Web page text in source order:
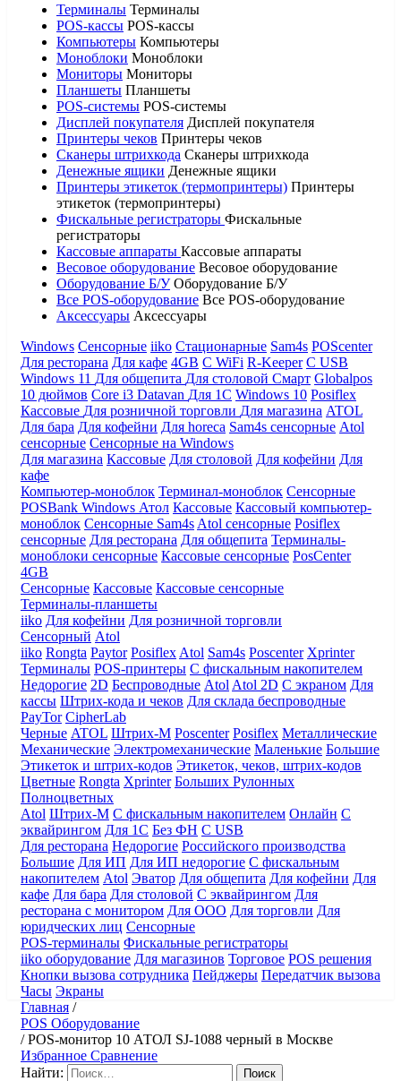
Терминалы Терминалы
POS-кассы POS-кассы
Компьютеры Компьютеры
Моноблоки Моноблоки
Мониторы Мониторы
Планшеты Планшеты
POS-системы POS-системы
Дисплей покупателя Дисплей покупателя
Принтеры чеков Принтеры чеков
Сканеры штрихкода Сканеры штрихкода
Денежные ящики Денежные ящики
Принтеры этикеток (термопринтеры) Принтеры
этикеток (термопринтеры)
Фискальные регистраторы Фискальные
регистраторы
Кассовые аппараты Кассовые аппараты
Весовое оборудование Весовое оборудование
Оборудование Б/У Оборудование Б/У
Все POS-оборудование Все POS-оборудование
Аксессуары Аксессуары
Windows Сенсорные iiko Стационарные Sam4s POScenter
Для ресторана Для кафе 4GB С WiFi R-Keeper С USB
Windows 11 Для общепита Для столовой Смарт Globalpos
10 дюймов Core i3 Datavan Для 1С Windows 10 Posiflex
Кассовые Для розничной торговли Для магазина ATOL
Для бара Для кофейни Для horeca Sam4s сенсорные Atol
сенсорные Сенсорные на Windows
Для магазина Кассовые Для столовой Для кофейни Для
кафе
Компьютер-моноблок Терминал-моноблок Сенсорные
POSBank Windows Атол Кассовые Кассовый компьютер-
моноблок Сенсорные Sam4s Atol сенсорные Posiflex
сенсорные Для ресторана Для общепита Терминалы-
моноблоки сенсорные Кассовые сенсорные PosCenter
4GB
Сенсорные Кассовые Кассовые сенсорные
Терминалы-планшеты
iiko Для кофейни Для розничной торговли
Сенсорный Atol
iiko Rongta Paytor Posiflex Atol Sam4s Poscenter Xprinter
Терминалы POS-принтеры С фискальным накопителем
Недорогие 2D Беспроводные Atol Atol 2D С экраном Для
кассы Штрих-кода и чеков Для склада беспроводные
PayTor CipherLab
Черные ATOL Штрих-М Poscenter Posiflex Металлические
Механические Электромеханические Маленькие Большие
Этикеток и штрих-кодов Этикеток, чеков, штрих-кодов
Цветные Rongta Xprinter Больших Рулонных
Полноцветных
Atol Штрих-М С фискальным накопителем Онлайн С
эквайрингом Для 1С Без ФН С USB
Для ресторана Недорогие Российского производства
Большие Для ИП Для ИП недорогие С фискальным
накопителем Atol Эватор Для общепита Для кофейни Для
кафе Для бара Для столовой С эквайрингом Для
ресторана с монитором Для ООО Для торговли Для
юридческих лиц Сенсорные
POS-терминалы Фискальные регистраторы
iiko оборудование Для магазинов Торговое POS решения
Кнопки вызова сотрудника Пейджеры Передатчик вызова
Часы Экраны
Главная /
POS Оборудование
/POS-монитор 10 АТОЛ SJ-1088 черный в Москве
Избранное Сравнение
Найти: